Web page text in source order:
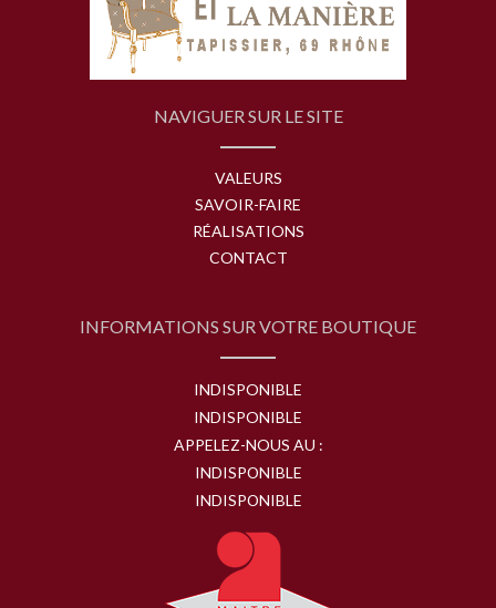
NAVIGUER SUR LE SITE
VALEURS
SAVOIR-FAIRE
RÉALISATIONS
CONTACT
INFORMATIONS SUR VOTRE BOUTIQUE
INDISPONIBLE
INDISPONIBLE
APPELEZ-NOUS AU :
INDISPONIBLE
INDISPONIBLE